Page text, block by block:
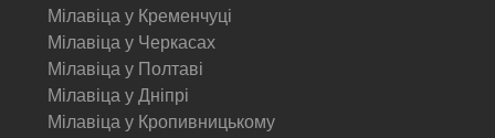
Мілавіца у Кременчуці
Мілавіца у Черкасах
Мілавіца у Полтаві
Мілавіца у Дніпрі
Мілавіца у Кропивницькому